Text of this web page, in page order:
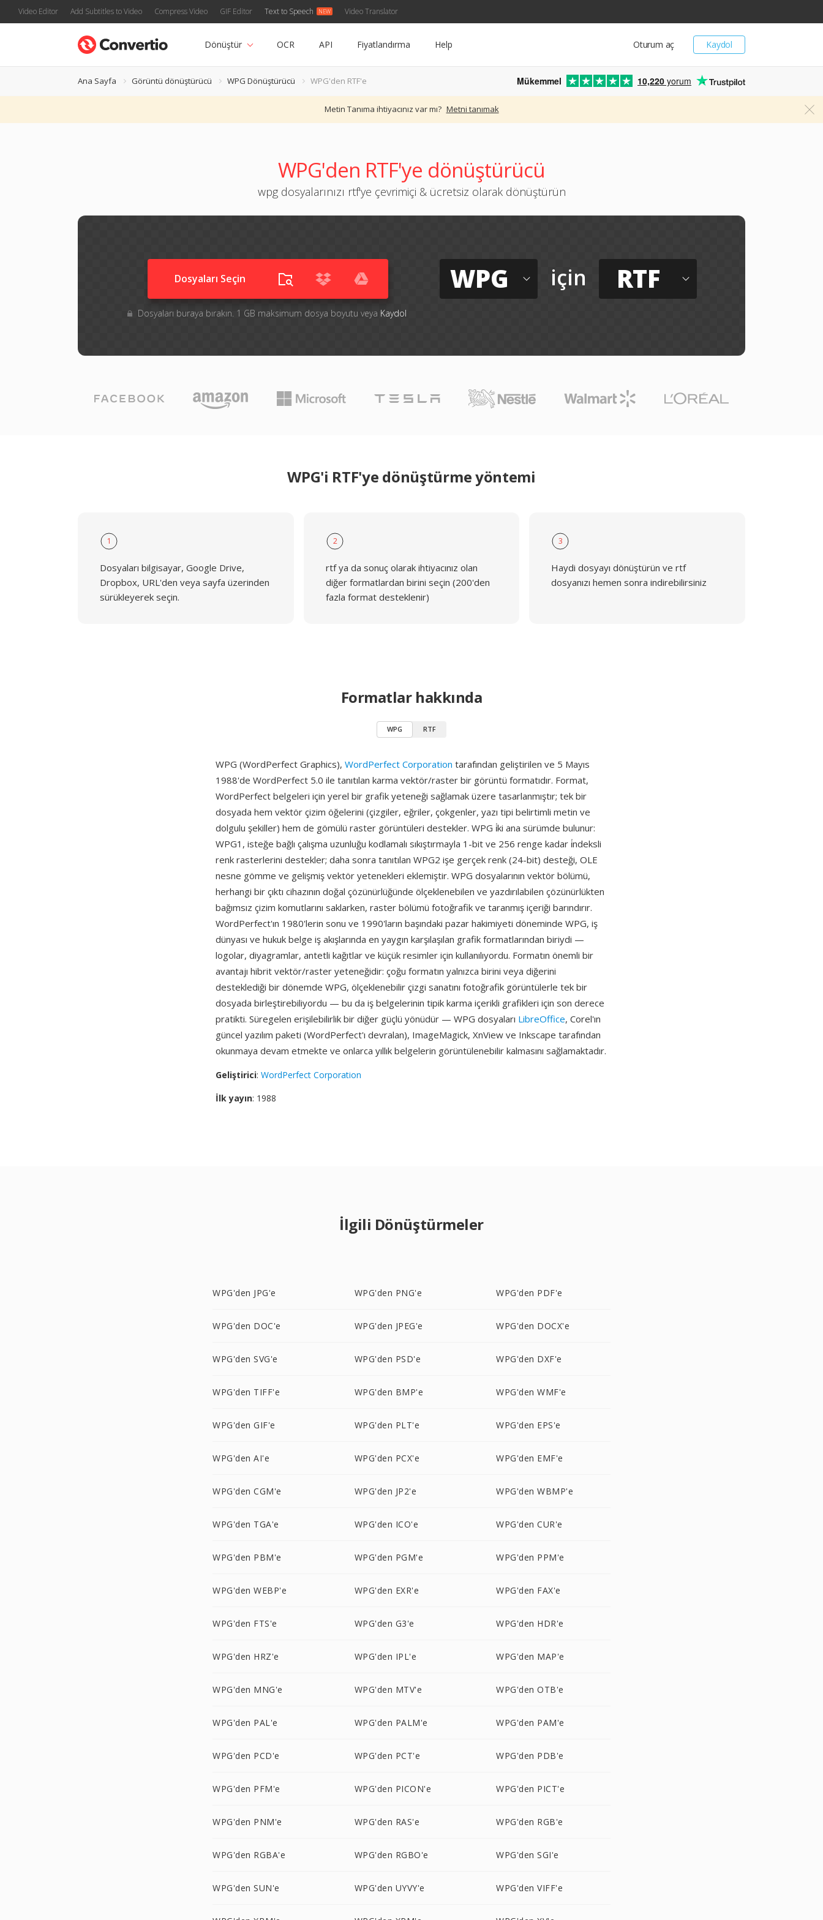
Video Editor Add Subtitles to Video Compress Video GIF Editor Text to Speech Video Translator
Kaydol
Oturum aç
Dönüştür OCR API Fiyatlandırma Help
Ana Sayfa Görüntü dönüştürücü WPG Dönüştürücü WPG'den RTF'e Mükemmel 10,220 yorum
Metin Tanıma ihtiyacınız var mı? Metni tanımak
WPG'den RTF'ye dönüştürücü
wpg dosyalarınızı rtf'ye çevrimiçi & ücretsiz olarak dönüştürün
Dosyaları Seçin
Dosyaları buraya bırakın. 1 GB maksimum dosya boyutu veya Kaydol
WPG için RTF
WPG'i RTF'ye dönüştürme yöntemi
1
Dosyaları bilgisayar, Google Drive,
Dropbox, URL'den veya sayfa üzerinden
sürükleyerek seçin.
2
rtf ya da sonuç olarak ihtiyacınız olan
diğer formatlardan birini seçin (200'den
fazla format desteklenir)
3
Haydi dosyayı dönüştürün ve rtf
dosyanızı hemen sonra indirebilirsiniz
Formatlar hakkında
WPG RTF
WPG (WordPerfect Graphics), WordPerfect Corporation tarafından geliştirilen ve 5 Mayıs
1988'de WordPerfect 5.0 ile tanıtılan karma vektör/raster bir görüntü formatıdır. Format,
WordPerfect belgeleri için yerel bir grafik yeteneği sağlamak üzere tasarlanmıştır; tek bir
dosyada hem vektör çizim öğelerini (çizgiler, eğriler, çokgenler, yazı tipi belirtimli metin ve
dolgulu şekiller) hem de gömülü raster görüntüleri destekler. WPG i̇ki ana sürümde bulunur:
WPG1, isteğe bağlı çalışma uzunluğu kodlamalı sıkıştırmayla 1-bit ve 256 renge kadar i̇ndeksli
renk rasterlerini destekler; daha sonra tanıtılan WPG2 işe gerçek renk (24-bit) desteği, OLE
nesne gömme ve gelişmiş vektör yetenekleri eklemiştir. WPG dosyalarının vektör bölümü,
herhangi bir çıktı cihazının doğal çözünürlüğünde ölçeklenebilen ve yazdırılabilen çözünürlükten
bağımsız çizim komutlarını saklarken, raster bölümü fotoğrafik ve taranmış içeriği barındırır.
WordPerfect'ın 1980'lerin sonu ve 1990'ların başındaki pazar hakimiyeti döneminde WPG, iş
dünyası ve hukuk belge iş akışlarında en yaygın karşılaşılan grafik formatlarından biriydi —
logolar, diyagramlar, antetli kağıtlar ve küçük resimler için kullanılıyordu. Formatın önemli bir
avantajı hibrit vektör/raster yeteneğidir: çoğu formatın yalnızca birini veya diğerini
desteklediği bir dönemde WPG, ölçeklenebilir çizgi sanatını fotoğrafik görüntülerle tek bir
dosyada birleştirebiliyordu — bu da iş belgelerinin tipik karma içerikli grafikleri için son derece
pratikti. Süregelen erişilebilirlik bir diğer güçlü yönüdür — WPG dosyaları LibreOffice, Corel'ın
güncel yazılım paketi (WordPerfect'ı devralan), ImageMagick, XnView ve Inkscape tarafından
okunmaya devam etmekte ve onlarca yıllık belgelerin görüntülenebilir kalmasını sağlamaktadır.
Geliştirici: WordPerfect Corporation
İlk yayın: 1988
İlgili Dönüştürmeler
WPG'den JPG'e WPG'den PNG'e WPG'den PDF'e
WPG'den DOC'e WPG'den JPEG'e WPG'den DOCX'e
WPG'den SVG'e WPG'den PSD'e WPG'den DXF'e
WPG'den TIFF'e WPG'den BMP'e WPG'den WMF'e
WPG'den GIF'e WPG'den PLT'e WPG'den EPS'e
WPG'den AI'e WPG'den PCX'e WPG'den EMF'e
WPG'den CGM'e WPG'den JP2'e WPG'den WBMP'e
WPG'den TGA'e WPG'den ICO'e WPG'den CUR'e
WPG'den PBM'e WPG'den PGM'e WPG'den PPM'e
WPG'den WEBP'e WPG'den EXR'e WPG'den FAX'e
WPG'den FTS'e WPG'den G3'e WPG'den HDR'e
WPG'den HRZ'e WPG'den IPL'e WPG'den MAP'e
WPG'den MNG'e WPG'den MTV'e WPG'den OTB'e
WPG'den PAL'e WPG'den PALM'e WPG'den PAM'e
WPG'den PCD'e WPG'den PCT'e WPG'den PDB'e
WPG'den PFM'e WPG'den PICON'e WPG'den PICT'e
WPG'den PNM'e WPG'den RAS'e WPG'den RGB'e
WPG'den RGBA'e WPG'den RGBO'e WPG'den SGI'e
WPG'den SUN'e WPG'den UYVY'e WPG'den VIFF'e